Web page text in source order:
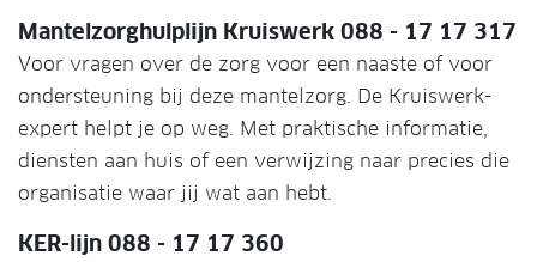
Mantelzorghulplijn Kruiswerk 088 - 17 17 317
Voor vragen over de zorg voor een naaste of voor
ondersteuning bij deze mantelzorg. De Kruiswerk-
expert helpt je op weg. Met praktische informatie,
diensten aan huis of een verwijzing naar precies die
organisatie waar jij wat aan hebt.
KER-lijn 088 - 17 17 360